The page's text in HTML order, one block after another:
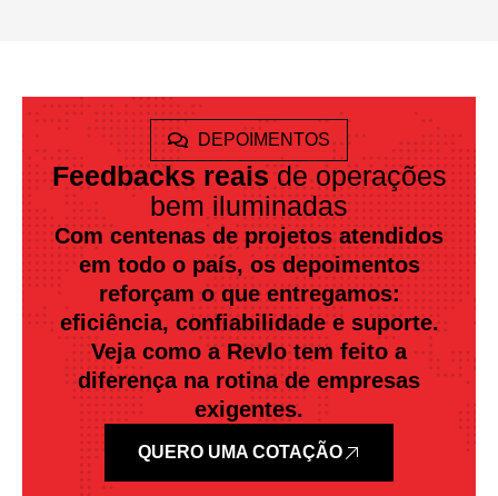
DEPOIMENTOS
Feedbacks reaisde operações
bem iluminadas
Com centenas de projetos atendidos
em todo o país, os depoimentos
reforçam o que entregamos:
eficiência, confiabilidade e suporte.
Veja como a Revlo tem feito a
diferença na rotina de empresas
exigentes.
QUERO UMA COTAÇÃO